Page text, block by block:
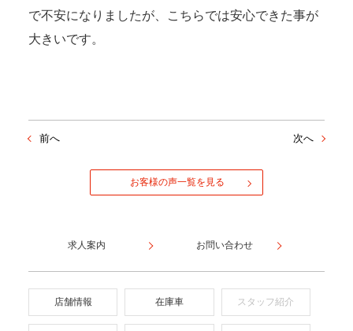
で不安になりましたが、こちらでは安心できた事が
大きいです。
前へ 次へ
お客様の声一覧を見る
求人案内 お問い合わせ
店舗情報 在庫車 スタッフ紹介